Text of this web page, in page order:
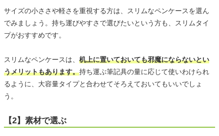
サイズの小ささや軽さを重視する方は、スリムなペンケースを選ん
でみましょう。持ち運びやすさで選びたいという方も、スリムタイ
プがおすすめです。
スリムなペンケースは、 机上に置いておいても邪魔にならないとい
うメリットもあります。持ち運ぶ筆記具の量に応じて使いわけられ
るように、大容量タイプと合わせてそろえておいてもいいでしょ
う。
【2】素材で選ぶ